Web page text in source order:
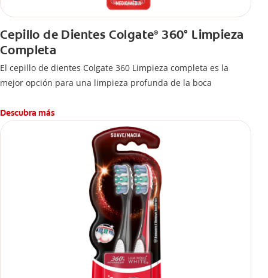
Cepillo de Dientes Colgate®360° Limpieza
Completa
El cepillo de dientes Colgate 360 Limpieza completa es la
mejor opción para una limpieza profunda de la boca
Descubra más